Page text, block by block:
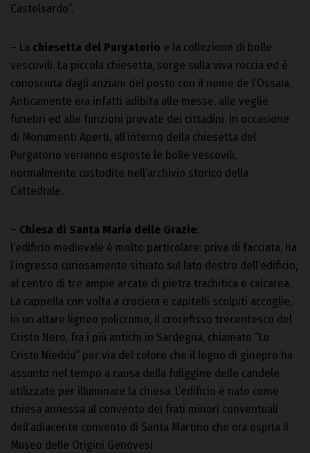
Castelsardo”.
– La chiesetta del Purgatorio e la collezione di bolle
vescovili. La piccola chiesetta, sorge sulla viva roccia ed è
conosciuta dagli anziani del posto con il nome de l’Ossaia.
Anticamente era infatti adibita alle messe, alle veglie
funebri ed alle funzioni provate dei cittadini. In occasione
di Monumenti Aperti, all’interno della chiesetta del
Purgatorio verranno esposte le bolle vescovili,
normalmente custodite nell’archivio storico della
Cattedrale.
– Chiesa di Santa Maria delle Grazie:
l’edificio medievale è molto particolare: priva di facciata, ha
l’ingresso curiosamente situato sul lato destro dell’edificio,
al centro di tre ampie arcate di pietra trachitica e calcarea.
La cappella con volta a crociera e capitelli scolpiti accoglie,
in un altare ligneo policromo, il crocefisso trecentesco del
Cristo Nero, fra i più antichi in Sardegna, chiamato “Lu
Cristu Nieddu” per via del colore che il legno di ginepro ha
assunto nel tempo a causa della fuliggine delle candele
utilizzate per illuminare la chiesa. L’edificio è nato come
chiesa annessa al convento dei frati minori conventuali
dell’adiacente convento di Santa Martino che ora ospita il
Museo delle Origini Genovesi.